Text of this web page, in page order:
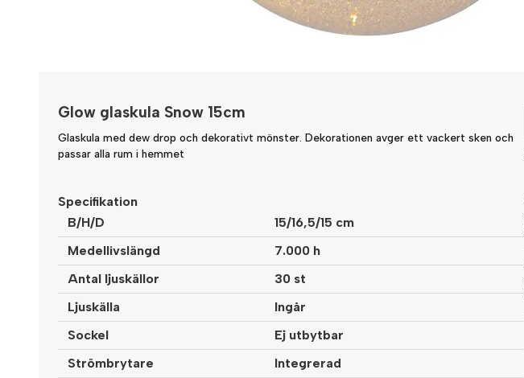
Glow glaskula Snow 15cm
Glaskula med dew drop och dekorativt mönster. Dekorationen avger ett vackert sken och
passar alla rum i hemmet
Specifikation
B/H/D
15/16,5/15 cm
Medellivslängd
7.000 h
Antal ljuskällor
30 st
Ljuskälla
Ingår
Sockel
Ej utbytbar
Strömbrytare
Integrerad